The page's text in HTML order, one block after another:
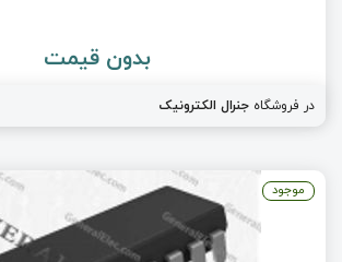
بدون قیمت
در فروشگاه جنرال الکترونیک
موجود